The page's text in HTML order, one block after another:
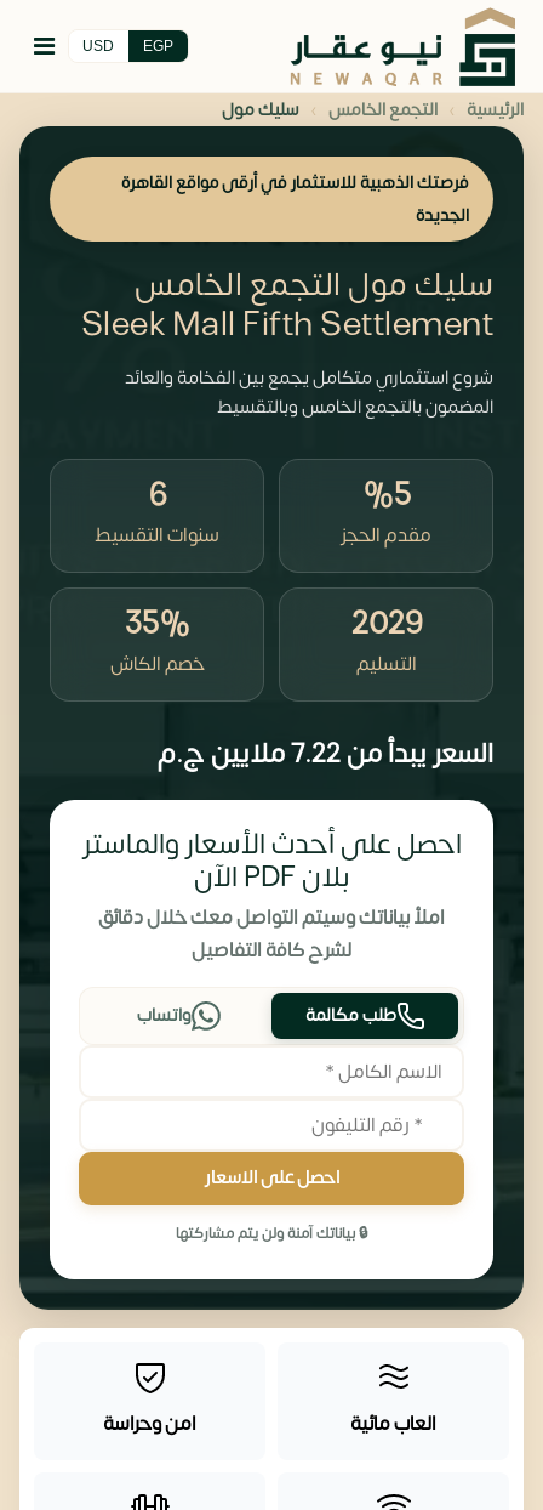
EGP
USD
الرئيسية › التجمع الخامس › سليك مول
فرصتك الذهبية للاستثمار في أرقى مواقع القاهرة
الجديدة
سليك مول التجمع الخامس
Sleek Mall Fifth Settlement
شروع استثماري متكامل يجمع بين الفخامة والعائد
المضمون بالتجمع الخامس وبالتقسيط
%5
مقدم الحجز
6
سنوات التقسيط
2029
التسليم
35%
خصم الكاش
السعر يبدأ من7.22 ملايين ج.م
احصل على أحدث الأسعار والماستر
بلان PDF الآن
املأ بياناتك وسيتم التواصل معك خلال دقائق
لشرح كافة التفاصيل
طلب مكالمة واتساب
احصل على الاسعار
🔒 بياناتك آمنة ولن يتم مشاركتها
العاب مائية امن وحراسة